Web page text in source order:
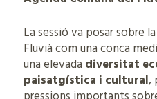
La sessió va posar sobre
Fluvià com una conca
una elevada diversitat
paisatgística i cultural,